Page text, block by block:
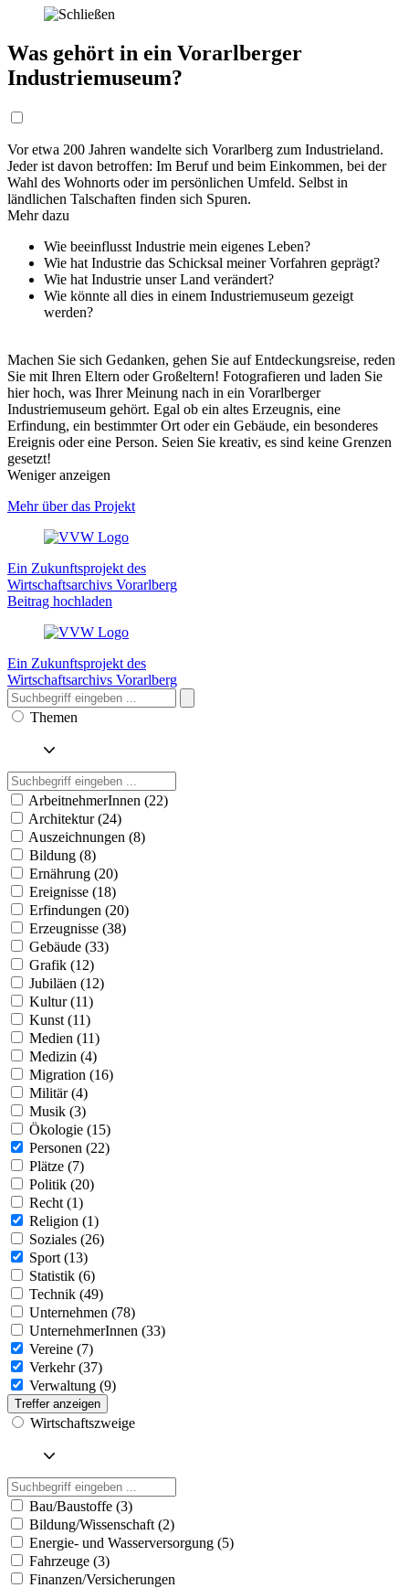
Was gehört in ein Vorarlberger
Industriemuseum?
Vor etwa 200 Jahren wandelte sich Vorarlberg zum Industrieland.
Jeder ist davon betroffen: Im Beruf und beim Einkommen, bei der
Wahl des Wohnorts oder im persönlichen Umfeld. Selbst in
ländlichen Talschaften finden sich Spuren.
Mehr dazu
Wie beeinflusst Industrie mein eigenes Leben?
Wie hat Industrie das Schicksal meiner Vorfahren geprägt?
Wie hat Industrie unser Land verändert?
Wie könnte all dies in einem Industriemuseum gezeigt
werden?
Machen Sie sich Gedanken, gehen Sie auf Entdeckungsreise, reden
Sie mit Ihren Eltern oder Großeltern! Fotografieren und laden Sie
hier hoch, was Ihrer Meinung nach in ein Vorarlberger
Industriemuseum gehört. Egal ob ein altes Erzeugnis, eine
Erfindung, ein bestimmter Ort oder ein Gebäude, ein besonderes
Ereignis oder eine Person. Seien Sie kreativ, es sind keine Grenzen
gesetzt!
Weniger anzeigen
Mehr über das Projekt
Ein Zukunftsprojekt des
Wirtschaftsarchivs Vorarlberg
Beitrag hochladen
Ein Zukunftsprojekt des
Wirtschaftsarchivs Vorarlberg
Themen
ArbeitnehmerInnen (22)
Architektur (24)
Auszeichnungen (8)
Bildung (8)
Ernährung (20)
Ereignisse (18)
Erfindungen (20)
Erzeugnisse (38)
Gebäude (33)
Grafik (12)
Jubiläen (12)
Kultur (11)
Kunst (11)
Medien (11)
Medizin (4)
Migration (16)
Militär (4)
Musik (3)
Ökologie (15)
Personen (22)
Plätze (7)
Politik (20)
Recht (1)
Religion (1)
Soziales (26)
Sport (13)
Statistik (6)
Technik (49)
Unternehmen (78)
UnternehmerInnen (33)
Vereine (7)
Verkehr (37)
Verwaltung (9)
Treffer anzeigen
Wirtschaftszweige
Bau/Baustoffe (3)
Bildung/Wissenschaft (2)
Energie- und Wasserversorgung (5)
Fahrzeuge (3)
Finanzen/Versicherungen